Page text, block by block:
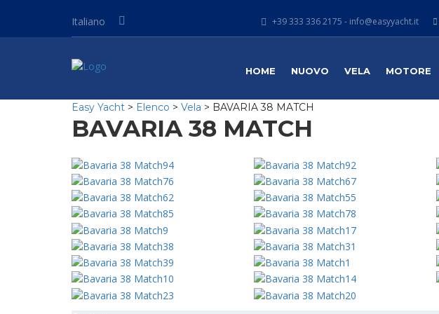
Italiano +39 333 336 2175 - info@easyyacht.it
HOME NUOVO VELA MOTORE
Easy Yacht > Elenco > Vela > BAVARIA 38 MATCH
BAVARIA 38 MATCH